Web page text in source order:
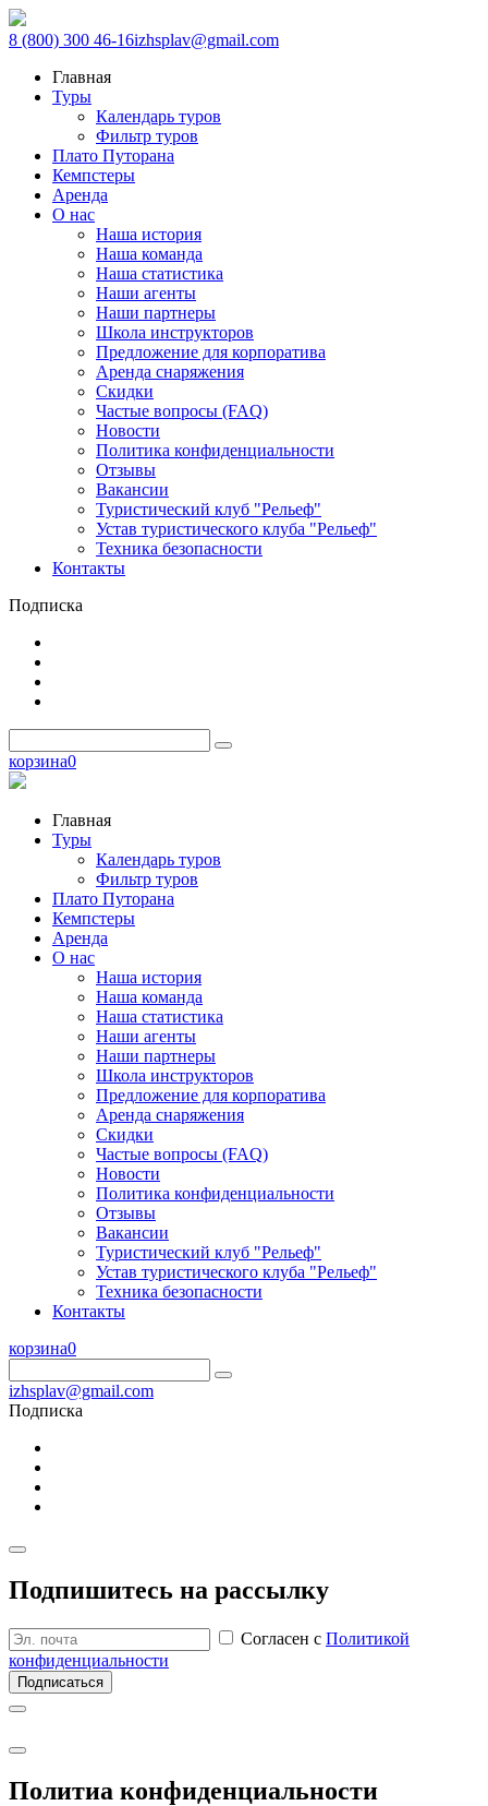
8 (800) 300 46-16izhsplav@gmail.com
Главная
Туры
Календарь туров
Фильтр туров
Плато Путорана
Кемпстеры
Аренда
О нас
Наша история
Наша команда
Наша статистика
Наши агенты
Наши партнеры
Школа инструкторов
Предложение для корпоратива
Аренда снаряжения
Скидки
Частые вопросы (FAQ)
Новости
Политика конфиденциальности
Отзывы
Вакансии
Туристический клуб "Рельеф"
Устав туристического клуба "Рельеф"
Техника безопасности
Контакты
Подписка
корзина0
Главная
Туры
Календарь туров
Фильтр туров
Плато Путорана
Кемпстеры
Аренда
О нас
Наша история
Наша команда
Наша статистика
Наши агенты
Наши партнеры
Школа инструкторов
Предложение для корпоратива
Аренда снаряжения
Скидки
Частые вопросы (FAQ)
Новости
Политика конфиденциальности
Отзывы
Вакансии
Туристический клуб "Рельеф"
Устав туристического клуба "Рельеф"
Техника безопасности
Контакты
корзина0
izhsplav@gmail.com
Подписка
Подпишитесь на рассылку
Согласен с Политикой
конфиденциальности
Подписаться
Политиа кон­фиден­циаль­ности